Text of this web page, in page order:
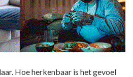
Hoe herkenbaar is het gevoel